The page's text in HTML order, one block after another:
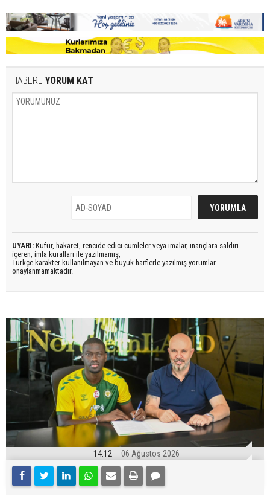
HABERE YORUM KAT
UYARI: Küfür, hakaret, rencide edici cümleler veya imalar, inançlara saldırı
içeren, imla kuralları ile yazılmamış,
Türkçe karakter kullanılmayan ve büyük harflerle yazılmış yorumlar
onaylanmamaktadır.
14:12 06 Ağustos 2026